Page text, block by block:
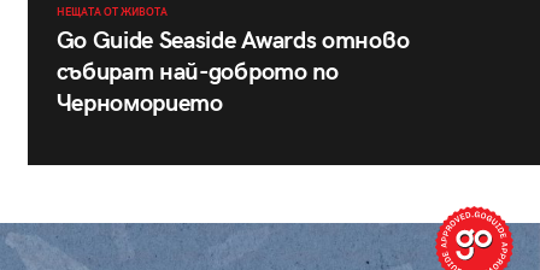
НЕЩАТА ОТ ЖИВОТА
Go Guide Seaside Awards отново
събират най-доброто по
Черноморието